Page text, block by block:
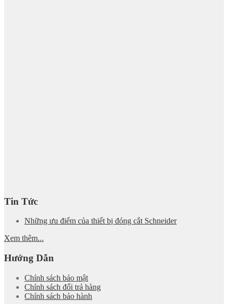
Tin Tức
Những ưu điểm của thiết bị đóng cắt Schneider
Xem thêm...
Hướng Dẫn
Chính sách bảo mật
Chính sách đổi trả hàng
Chính sách bảo hành